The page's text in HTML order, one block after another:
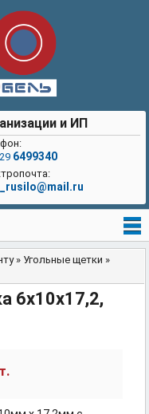
и ИП
6499340
» Угольные щетки »
6х10х17,2,